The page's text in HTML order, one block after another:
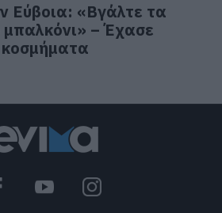
Εύβοια: «Βγάλτε τα
– Έχασε